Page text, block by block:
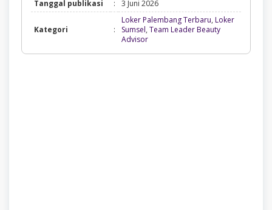
Tanggal publikasi : 3 Juni 2026
Kategori :
Loker Palembang Terbaru, Loker
Sumsel, Team Leader Beauty
AdvisorLoker